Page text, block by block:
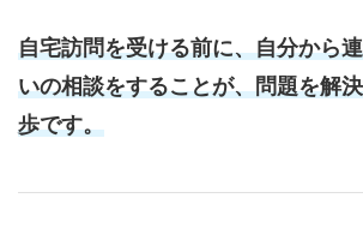
自宅訪問を受ける前に、自分から
いの相談をすることが、問題を解
歩です。